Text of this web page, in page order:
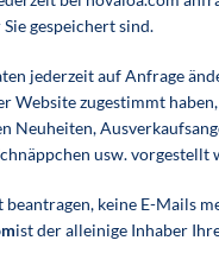
gespeichert sind.
jederzeit auf Anfrage
Website zugestimmt
Neuheiten,
usw. vorgestellt
beantragen, keine E-Mails
ist der alleinige Inhaber